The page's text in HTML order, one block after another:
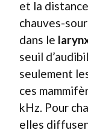
et la
chauves-
dans le
seuil
seulement
ces
kHz. Pour
elles